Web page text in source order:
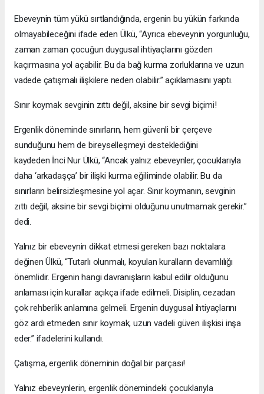
Ebeveynin tüm yükü sırtlandığında, ergenin bu yükün farkında
olmayabileceğini ifade eden Ülkü, “Ayrıca ebeveynin yorgunluğu,
zaman zaman çocuğun duygusal ihtiyaçlarını gözden
kaçırmasına yol açabilir. Bu da bağ kurma zorluklarına ve uzun
vadede çatışmalı ilişkilere neden olabilir.” açıklamasını yaptı.
Sınır koymak sevginin zıttı değil, aksine bir sevgi biçimi!
Ergenlik döneminde sınırların, hem güvenli bir çerçeve
sunduğunu hem de bireyselleşmeyi desteklediğini
kaydeden İnci Nur Ülkü, “Ancak yalnız ebeveynler, çocuklarıyla
daha ‘arkadaşça’ bir ilişki kurma eğiliminde olabilir. Bu da
sınırların belirsizleşmesine yol açar. Sınır koymanın, sevginin
zıttı değil, aksine bir sevgi biçimi olduğunu unutmamak gerekir.”
dedi.
Yalnız bir ebeveynin dikkat etmesi gereken bazı noktalara
değinen Ülkü, “Tutarlı olunmalı, koyulan kuralların devamlılığı
önemlidir. Ergenin hangi davranışların kabul edilir olduğunu
anlaması için kurallar açıkça ifade edilmeli. Disiplin, cezadan
çok rehberlik anlamına gelmeli. Ergenin duygusal ihtiyaçlarını
göz ardı etmeden sınır koymak, uzun vadeli güven ilişkisi inşa
eder.” ifadelerini kullandı.
Çatışma, ergenlik döneminin doğal bir parçası!
Yalnız ebeveynlerin, ergenlik dönemindeki çocuklarıyla